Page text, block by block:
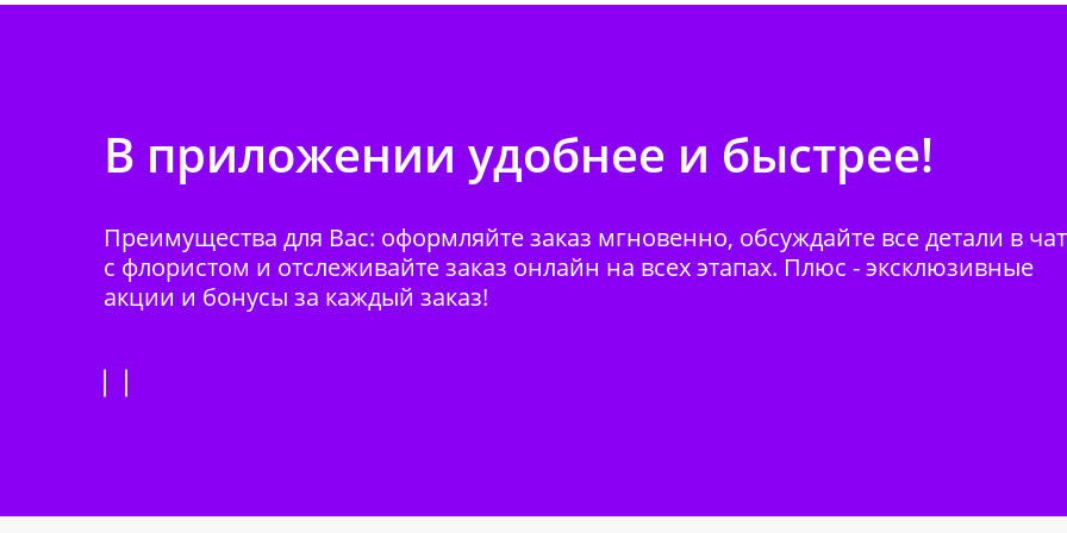
В приложении удобнее и быстрее!
Преимущества для Вас: оформляйте заказ мгновенно, обсуждайте все детали в
с флористом и отслеживайте заказ онлайн на всех этапах. Плюс - эксклюзивные
акции и бонусы за каждый заказ!